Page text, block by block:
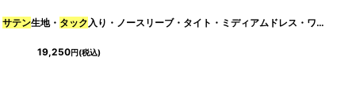
[cd-k05669t
サテン生地・ タック入り・ノースリーブ・タイト・ミディアムドレス・ワンピース[山崎みどり着用][送料無料]my
19,250円(税込)